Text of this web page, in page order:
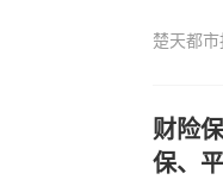
楚天都市
财险
保、